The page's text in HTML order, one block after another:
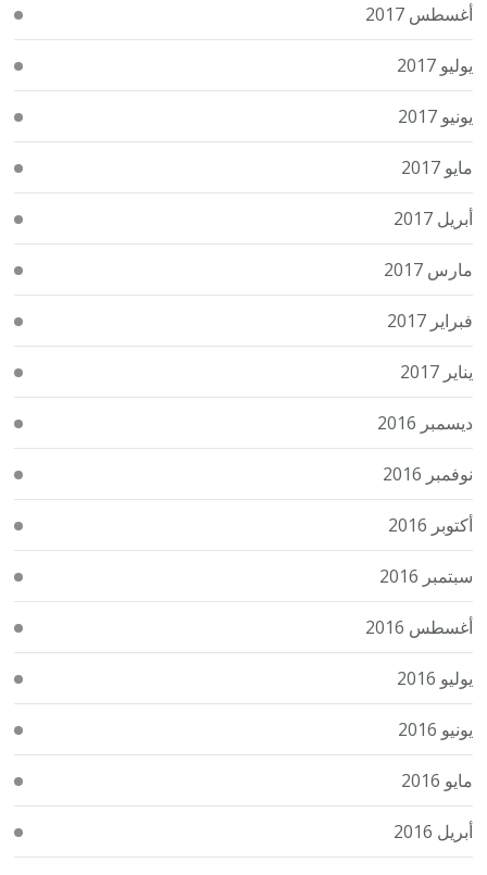
أغسطس 2017
يوليو 2017
يونيو 2017
مايو 2017
أبريل 2017
مارس 2017
فبراير 2017
يناير 2017
ديسمبر 2016
نوفمبر 2016
أكتوبر 2016
سبتمبر 2016
أغسطس 2016
يوليو 2016
يونيو 2016
مايو 2016
أبريل 2016